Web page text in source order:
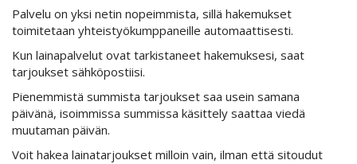
Palvelu on yksi netin nopeimmista, sillä hakemukset
toimitetaan yhteistyökumppaneille automaattisesti.
Kun lainapalvelut ovat tarkistaneet hakemuksesi, saat
tarjoukset sähköpostiisi.
Pienemmistä summista tarjoukset saa usein samana
päivänä, isoimmissa summissa käsittely saattaa viedä
muutaman päivän.
Voit hakea lainatarjoukset milloin vain, ilman että sitoudut